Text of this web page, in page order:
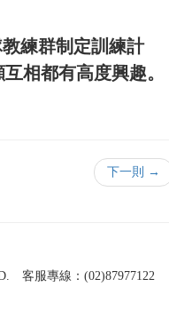
練群制定訓練計
相都有高度興趣。
下一則 →
客服專線：(02)87977122